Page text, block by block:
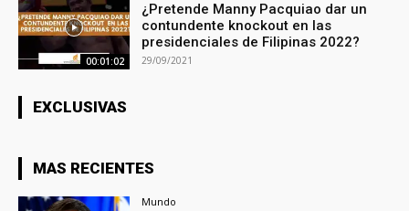
00:01:02
¿Pretende Manny Pacquiao dar un
contundente knockout en las
presidenciales de Filipinas 2022?
29/09/2021
EXCLUSIVAS
MAS RECIENTES
Mundo